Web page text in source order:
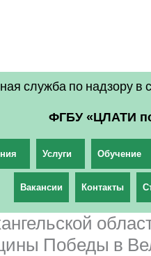
служба по надзору в
ФГБУ «ЦЛАТИ
Услуги Обучение
Вакансии Контакты
Победы в